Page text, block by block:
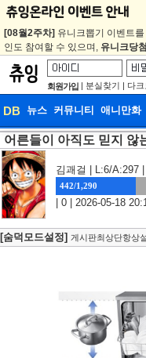
[08월2주차] 유니크뽑기 이벤트
인도 참여할 수 있으며, 유니크당
회원가입 | 분실찾기 | 다크
DB 뉴스 커뮤니티 애니만화
DB 뉴스
웹툰 이미지
어른들이 아직도 믿지 않
김괘걸 | L:6/A:297 |
442/1,290
| 0 | 2026-05-18
[숨덕모드설정] 게시판최상단항상